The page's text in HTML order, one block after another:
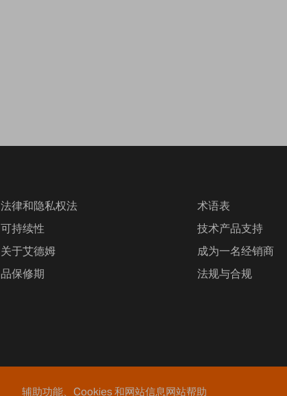
法律和隐私权法
可持续性
关于艾德姆
品保修期
术语表
技术产品支持
成为一名经销商
法规与合规
辅助功能、Cookies 和网站信息网站帮助